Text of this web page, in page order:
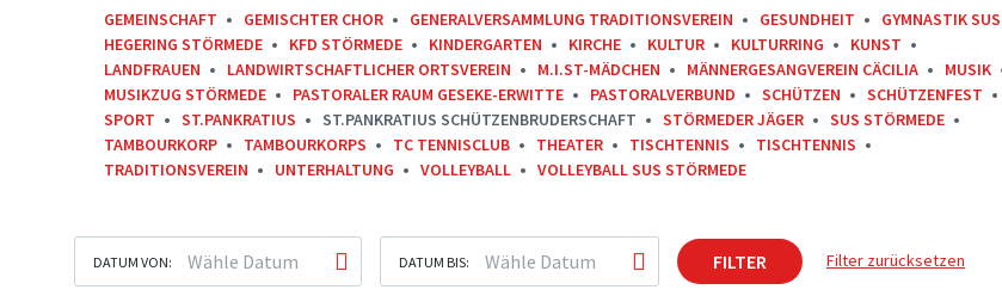
GEMEINSCHAFT
GEMISCHTER CHOR GENERALVERSAMMLUNG TRADITIONSVEREIN GESUNDHEIT
GYMNASTIK SUS
HEGERING STÖRMEDE
KFD STÖRMEDE KINDERGARTEN KIRCHE KULTUR KULTURRING
KUNST
LANDFRAUEN
LANDWIRTSCHAFTLICHER ORTSVEREIN M.I.ST-MÄDCHEN MÄNNERGESANGVEREIN CÄCILIA
MUSIK
MUSIKZUG STÖRMEDE
PASTORALER RAUM GESEKE-ERWITTE PASTORALVERBUND SCHÜTZEN
SCHÜTZENFEST
SPORT
ST.PANKRATIUS ST.PANKRATIUS SCHÜTZENBRUDERSCHAFT STÖRMEDER JÄGER
SUS STÖRMEDE
TAMBOURKORP
TAMBOURKORPS TC TENNISCLUB THEATER TISCHTENNIS
TISCHTENNIS
TRADITIONSVEREIN
UNTERHALTUNG VOLLEYBALL VOLLEYBALL SUS STÖRMEDE
DATUM VON: DATUM BIS: FILTER Filter zurücksetzen